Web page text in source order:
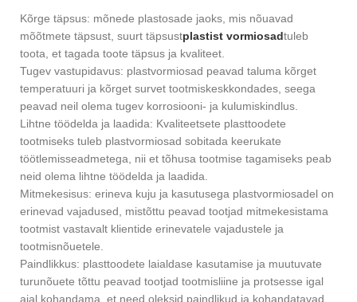
Kõrge täpsus: mõnede plastosade jaoks, mis nõuavad
mõõtmete täpsust, suurt täpsustplastist vormiosadtuleb
toota, et tagada toote täpsus ja kvaliteet.
Tugev vastupidavus: plastvormiosad peavad taluma kõrget
temperatuuri ja kõrget survet tootmiskeskkondades, seega
peavad neil olema tugev korrosiooni- ja kulumiskindlus.
Lihtne töödelda ja laadida: Kvaliteetsete plasttoodete
tootmiseks tuleb plastvormiosad sobitada keerukate
töötlemisseadmetega, nii et tõhusa tootmise tagamiseks peab
neid olema lihtne töödelda ja laadida.
Mitmekesisus: erineva kuju ja kasutusega plastvormiosadel on
erinevad vajadused, mistõttu peavad tootjad mitmekesistama
tootmist vastavalt klientide erinevatele vajadustele ja
tootmisnõuetele.
Paindlikkus: plasttoodete laialdase kasutamise ja muutuvate
turunõuete tõttu peavad tootjad tootmisliine ja protsesse igal
ajal kohandama, et need oleksid paindlikud ja kohandatavad.